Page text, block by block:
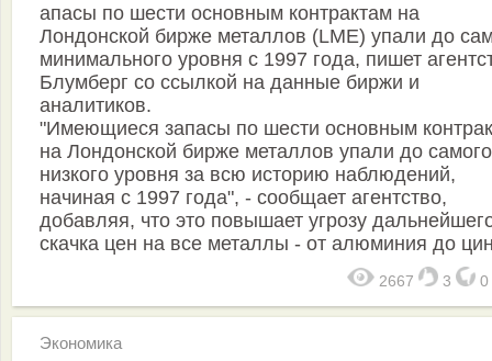
апасы по шести основным контрактам на
Лондонской бирже металлов (LME) упали до
минимального уровня с 1997 года, пишет
Блумберг со ссылкой на данные биржи и
аналитиков.
"Имеющиеся запасы по шести основным
на Лондонской бирже металлов упали до самого
низкого уровня за всю историю наблюдений,
начиная с 1997 года", - сообщает агентство,
добавляя, что это повышает угрозу
скачка цен на все металлы - от алюминия до
2667 3 0
Экономика